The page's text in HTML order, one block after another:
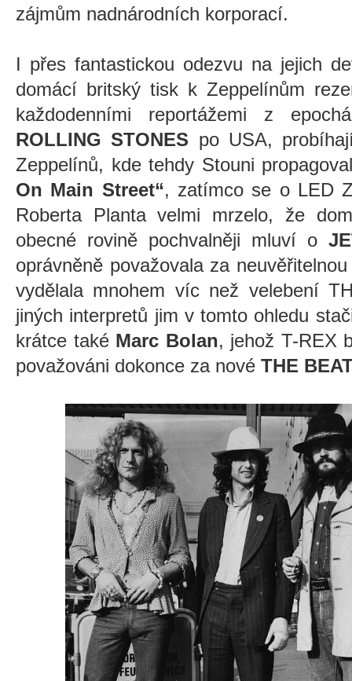
zájmům nadnárodních korporací.
I přes fantastickou odezvu na jejich
domácí britský tisk k Zeppelínům
každodenními reportážemi z
ROLLING STONES po USA,
Zeppelínů, kde tehdy Stouni
On Main Street“, zatímco se o LED
Roberta Planta velmi mrzelo, že
obecné rovině pochvalněji mluví o
oprávněně považovala za
vydělala mnohem víc než velebení
jiných interpretů jim v tomto ohledu
krátce také Marc Bolan, jehož T-REX
považováni dokonce za nové THE